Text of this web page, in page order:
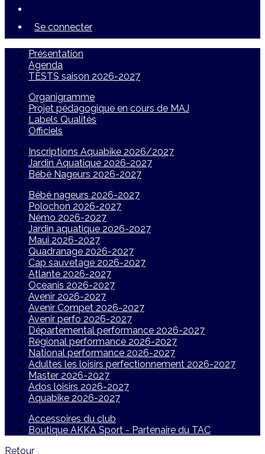
Se connecter
Présentation
Agenda
TESTS saison 2026-2027
Organigramme
Projet pédagogique en cours de MAJ
Labels Qualités
Officiels
Inscriptions Aquabike 2026/2027
Jardin Aquatique 2026-2027
Bébé Nageurs 2026-2027
Bébé nageurs 2026-2027
Polochon 2026-2027
Némo 2026-2027
Jardin aquatique 2026-2027
Maui 2026-2027
Quadranage 2026-2027
Cap sauvetage 2026-2027
Atlante 2026-2027
Oceanis 2026-2027
Avenir 2026-2027
Avenir Compet 2026-2027
Avenir perfo 2026-2027
Départemental performance 2026-2027
Régional performance 2026-2027
National performance 2026-2027
Adultes les loisirs perfectionnement 2026-2027
Master 2026-2027
Ados loisirs 2026-2027
Aquabike 2026-2027
Accessoires du club
Boutique AKKA Sport - Partenaire du TAC
Retour